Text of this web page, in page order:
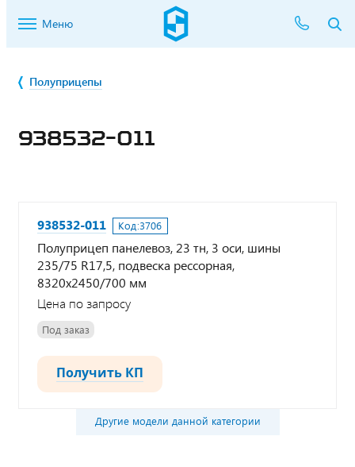
Меню
Полуприцепы
938532-011
938532-011 Код:3706
Полуприцеп панелевоз, 23 тн, 3 оси, шины
235/75 R17,5, подвеска рессорная,
8320х2450/700 мм
Цена по запросу
Под заказ
Получить КП
Другие модели данной категории